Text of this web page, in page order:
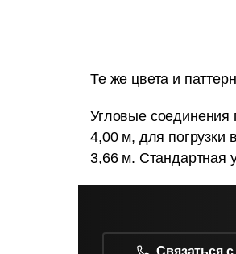
Те же цвета и
Угловые соединения
4,00 м, для погрузки
3,66 м. Стандартная
Связаться